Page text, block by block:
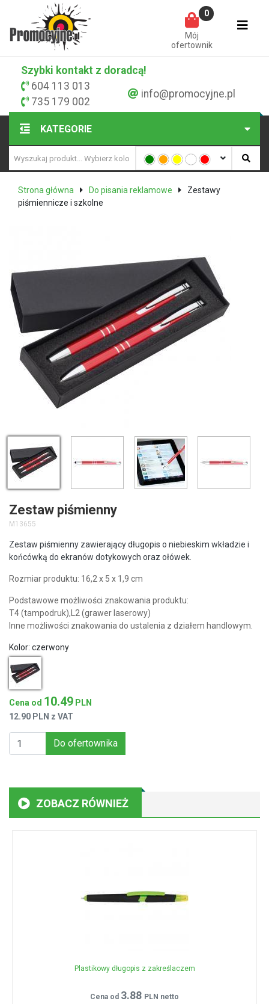
Mój
ofertownik
0
Szybki kontakt z doradcą!
604 113 013
735 179 002
info@promocyjne.pl
KATEGORIE
Strona główna Do pisania reklamowe
Zestawy
piśmiennicze i szkolne
Zestaw piśmienny
M13655
Zestaw piśmienny zawierający długopis o niebieskim wkładzie i
końcówką do ekranów dotykowych oraz ołówek.
Rozmiar produktu: 16,2 x 5 x 1,9 cm
Podstawowe możliwości znakowania produktu:
T4 (tampodruk),L2 (grawer laserowy)
Inne możliwości znakowania do ustalenia z działem handlowym.
Kolor: czerwony
Cena od 10.49 PLN
12.90 PLN z VAT
Do ofertownika
ZOBACZ RÓWNIEŻ
Plastikowy długopis z zakreślaczem
Cena od 3.88 PLN netto